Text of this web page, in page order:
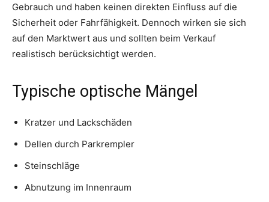
Gebrauch und haben keinen direkten Einfluss auf die
Sicherheit oder Fahrfähigkeit. Dennoch wirken sie sich
auf den Marktwert aus und sollten beim Verkauf
realistisch berücksichtigt werden.
Typische optische Mängel
Kratzer und Lackschäden
Dellen durch Parkrempler
Steinschläge
Abnutzung im Innenraum